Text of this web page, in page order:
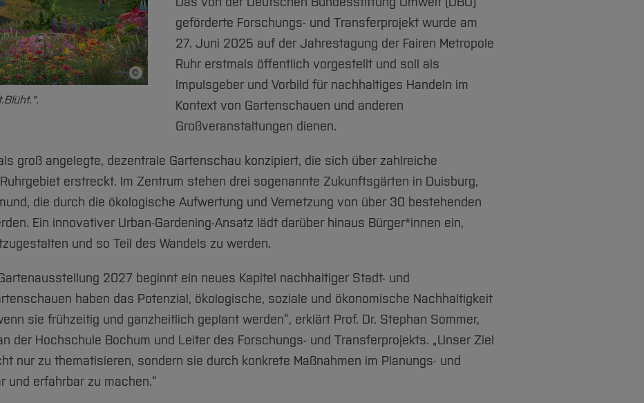
©
Bildnachweis
geförderte Forschungs- und Transferprojekt wurde am
27. Juni 2025 auf der Jahrestagung der Fairen Metropole
Ruhr erstmals öffentlich vorgestellt und soll als
Impulsgeber und Vorbild für nachhaltiges Handeln im
Kontext von Gartenschauen und anderen
Großveranstaltungen dienen.
groß angelegte, dezentrale Gartenschau konzipiert, die sich über zahlreiche
erstreckt. Im Zentrum stehen drei sogenannte Zukunftsgärten in Duisburg,
die durch die ökologische Aufwertung und Vernetzung von über 30 bestehenden
Ein innovativer Urban-Gardening-Ansatz lädt darüber hinaus Bürger*innen ein,
und so Teil des Wandels zu werden.
2027 beginnt ein neues Kapitel nachhaltiger Stadt- und
haben das Potenzial, ökologische, soziale und ökonomische Nachhaltigkeit
sie frühzeitig und ganzheitlich geplant werden“, erklärt Prof. Dr. Stephan Sommer,
der Hochschule Bochum und Leiter des Forschungs- und Transferprojekts. „Unser Ziel
nur zu thematisieren, sondern sie durch konkrete Maßnahmen im Planungs- und
und erfahrbar zu machen.“